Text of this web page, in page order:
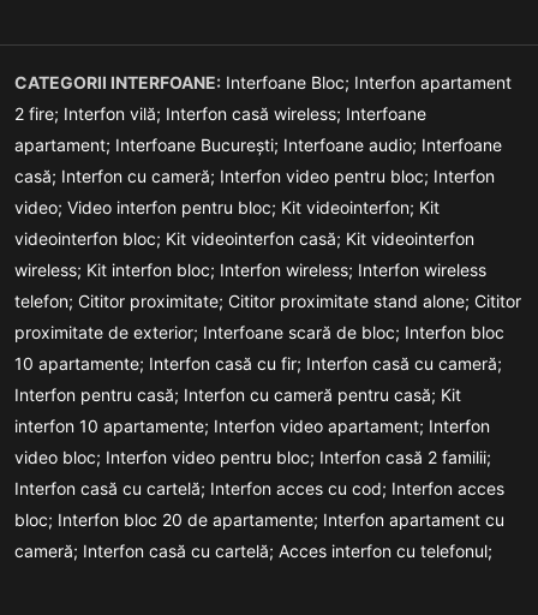
CATEGORII INTERFOANE: Interfoane Bloc; Interfon apartament
2 fire; Interfon vilă; Interfon casă wireless; Interfoane
apartament; Interfoane București; Interfoane audio; Interfoane
casă; Interfon cu cameră; Interfon video pentru bloc; Interfon
video; Video interfon pentru bloc; Kit videointerfon; Kit
videointerfon bloc; Kit videointerfon casă; Kit videointerfon
wireless; Kit interfon bloc; Interfon wireless; Interfon wireless
telefon; Cititor proximitate; Cititor proximitate stand alone; Cititor
proximitate de exterior; Interfoane scară de bloc; Interfon bloc
10 apartamente; Interfon casă cu fir; Interfon casă cu cameră;
Interfon pentru casă; Interfon cu cameră pentru casă; Kit
interfon 10 apartamente; Interfon video apartament; Interfon
video bloc; Interfon video pentru bloc; Interfon casă 2 familii;
Interfon casă cu cartelă; Interfon acces cu cod; Interfon acces
bloc; Interfon bloc 20 de apartamente; Interfon apartament cu
cameră; Interfon casă cu cartelă; Acces interfon cu telefonul;